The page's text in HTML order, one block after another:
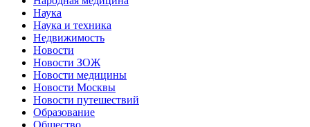
Наука
Наука и техника
Недвижимость
Новости
Новости ЗОЖ
Новости медицины
Новости Москвы
Новости путешествий
Образование
Общество